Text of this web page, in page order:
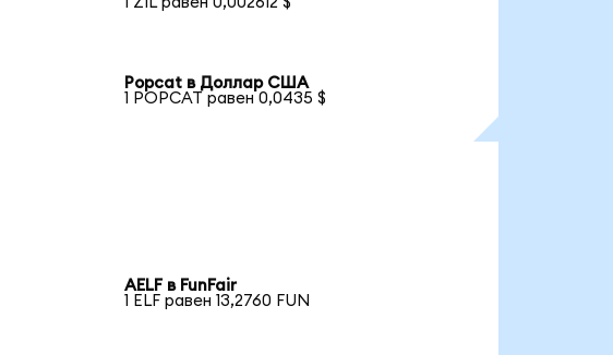
Popcat в Доллар США
1 POPCAT равен 0,0435 $
AELF в FunFair
1 ELF равен 13,2760 FUN